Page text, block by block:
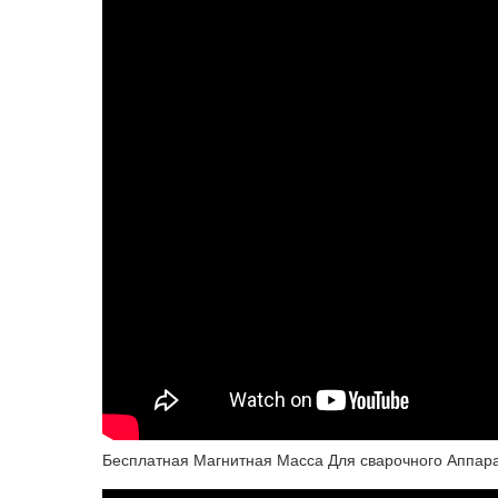
Бесплатная Магнитная Масса Для сварочного